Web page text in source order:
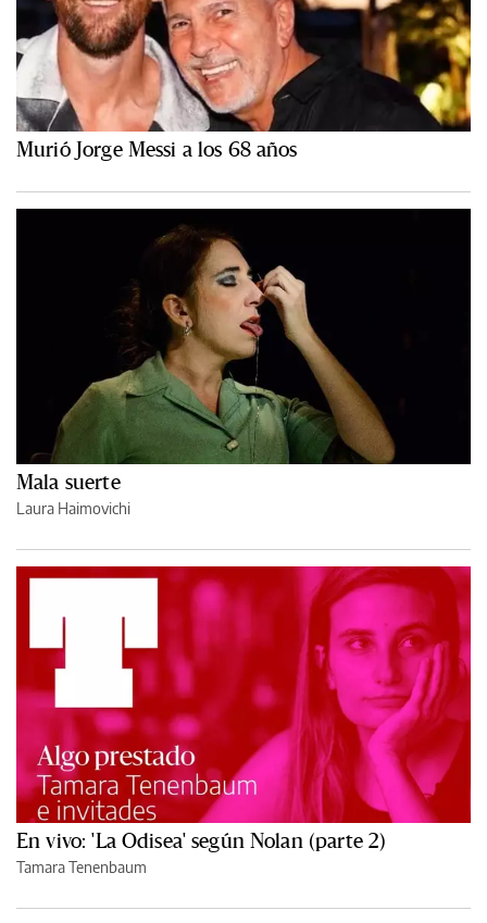
Murió Jorge Messi a los 68 años
Mala suerte
Laura Haimovichi
En vivo: 'La Odisea' según Nolan (parte 2)
Tamara Tenenbaum